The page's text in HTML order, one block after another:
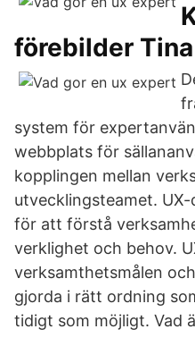
förebilder
system för
webbplats för
kopplingen mellan
utvecklingsteamet.
för att förstå
verklighet och behov.
verksamthetsmålen
gjorda i rätt ordning
tidigt som möjligt. Vad